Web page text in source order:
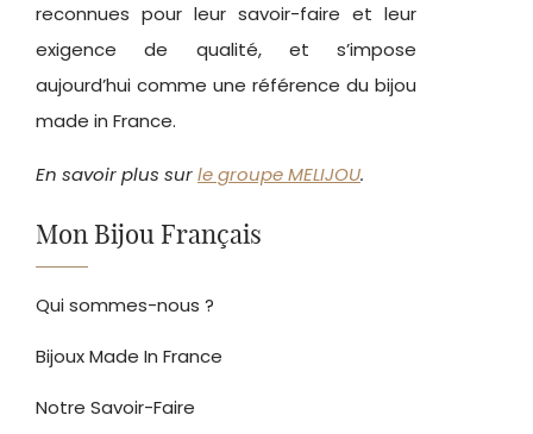
reconnues pour leur savoir-faire et leur
exigence de qualité, et s’impose
aujourd’hui comme une référence du bijou
made in France.
En savoir plus surle groupe MELIJOU.
Mon Bijou Français
Qui sommes-nous ?
Bijoux Made In France
Notre Savoir-Faire